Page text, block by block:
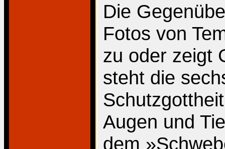
Die
Fotos von
zu oder zeigt
steht die
Augen und
dem